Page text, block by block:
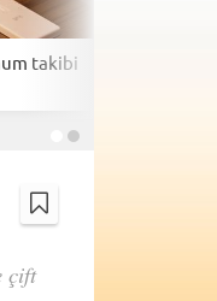
takibi
çift